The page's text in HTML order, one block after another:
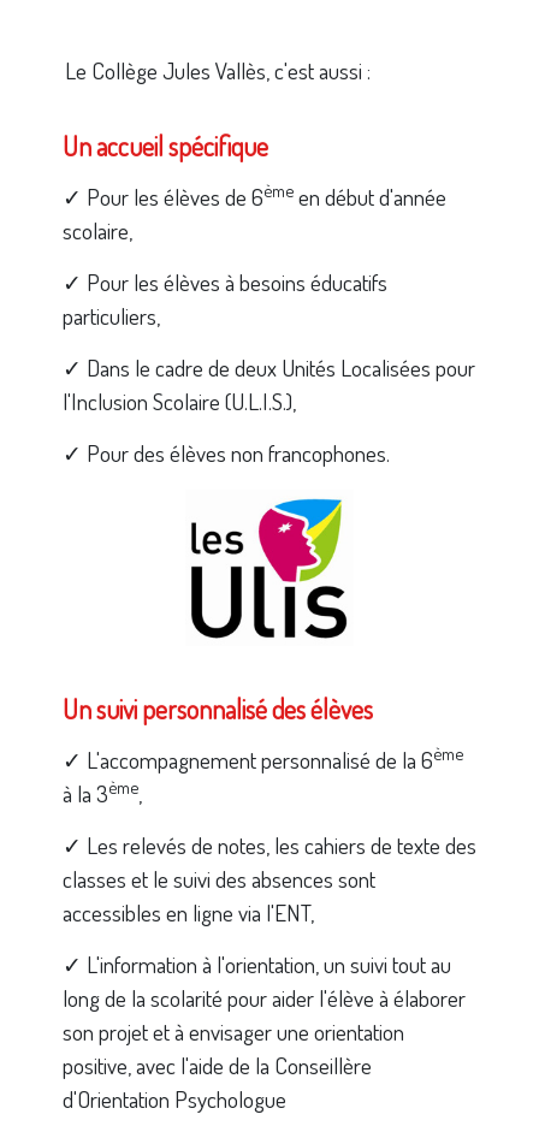
Le Collège Jules Vallès, c'est aussi :
Un accueil spécifique
✓ Pour les élèves de 6ème en début d'année
scolaire,
✓ Pour les élèves à besoins éducatifs
particuliers,
✓ Dans le cadre de deux Unités Localisées pour
l'Inclusion Scolaire (U.L.I.S.),
✓ Pour des élèves non francophones.
Un suivi personnalisé des élèves
✓ L'accompagnement personnalisé de la 6ème
à la 3ème,
✓ Les relevés de notes, les cahiers de texte des
classes et le suivi des absences sont
accessibles en ligne via l'ENT,
✓ L'information à l'orientation, un suivi tout au
long de la scolarité pour aider l'élève à élaborer
son projet et à envisager une orientation
positive, avec l'aide de la Conseillère
d'Orientation Psychologue